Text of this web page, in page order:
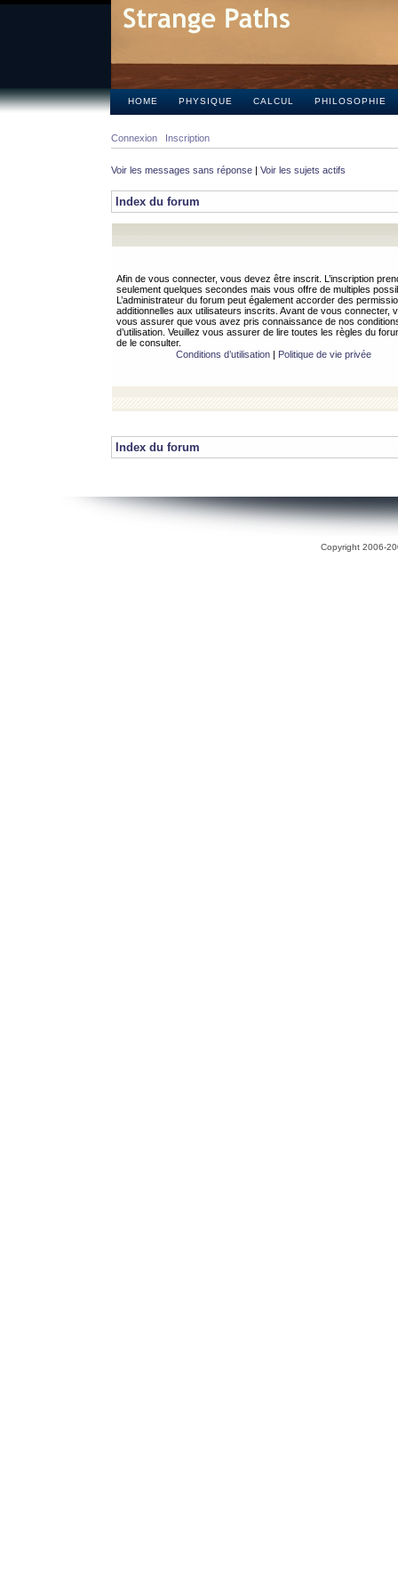
HOME PHYSIQUE CALCUL PHILOSOPHIE
Connexion Inscription
Voir les messages sans réponse | Voir les sujets actifs
Index du forum
Afin de vous connecter, vous devez être inscrit. L’inscription
seulement quelques secondes mais vous offre de multiples
L’administrateur du forum peut également accorder des
additionnelles aux utilisateurs inscrits. Avant de vous connecter,
vous assurer que vous avez pris connaissance de nos
d’utilisation. Veuillez vous assurer de lire toutes les règles du
de le consulter.
Conditions d’utilisation| Politique de vie privée
Index du forum
Copyright 2006-